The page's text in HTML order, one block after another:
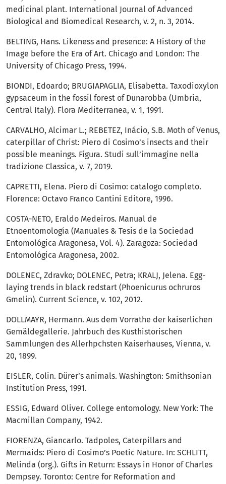
medicinal plant. International Journal of Advanced
Biological and Biomedical Research, v. 2, n. 3, 2014.
BELTING, Hans. Likeness and presence: A History of the
Image before the Era of Art. Chicago and London: The
University of Chicago Press, 1994.
BIONDI, Edoardo; BRUGIAPAGLIA, Elisabetta. Taxodioxylon
gypsaceum in the fossil forest of Dunarobba (Umbria,
Central Italy). Flora Mediterranea, v. 1, 1991.
CARVALHO, Alcimar L.; REBETEZ, Inácio, S.B. Moth of Venus,
caterpillar of Christ: Piero di Cosimo’s insects and their
possible meanings. Figura. Studi sull’immagine nella
tradizione Classica, v. 7, 2019.
CAPRETTI, Elena. Piero di Cosimo: catalogo completo.
Florence: Octavo Franco Cantini Editore, 1996.
COSTA-NETO, Eraldo Medeiros. Manual de
Etnoentomología (Manuales & Tesis de la Sociedad
Entomológica Aragonesa, Vol. 4). Zaragoza: Sociedad
Entomológica Aragonesa, 2002.
DOLENEC, Zdravko; DOLENEC, Petra; KRALJ, Jelena. Egg-
laying trends in black redstart (Phoenicurus ochruros
Gmelin). Current Science, v. 102, 2012.
DOLLMAYR, Hermann. Aus dem Vorrathe der kaiserlichen
Gemäldegallerie. Jahrbuch des Kusthistorischen
Sammlungen des Allerhpchsten Kaiserhauses, Vienna, v.
20, 1899.
EISLER, Colin. Dürer’s animals. Washington: Smithsonian
Institution Press, 1991.
ESSIG, Edward Oliver. College entomology. New York: The
Macmillan Company, 1942.
FIORENZA, Giancarlo. Tadpoles, Caterpillars and
Mermaids: Piero di Cosimo’s Poetic Nature. In: SCHLITT,
Melinda (org.). Gifts in Return: Essays in Honor of Charles
Dempsey. Toronto: Centre for Reformation and